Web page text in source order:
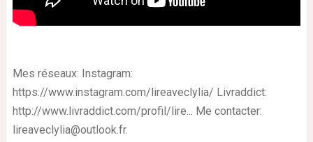
Mes réseaux: Instagram:
https://www.instagram.com/lireaveclylia/ Livraddict:
http://www.livraddict.com/profil/lire... Me contacter:
lireaveclylia@outlook.fr.